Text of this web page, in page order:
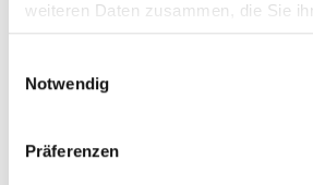
weiteren Daten zusammen, die Sie
haben oder die sie im Rahmen Ihrer
werden auch bei der Auswahl von
unseremDatenschutzhinweis
Notwendig
Präferenzen
E-Mail schreiben